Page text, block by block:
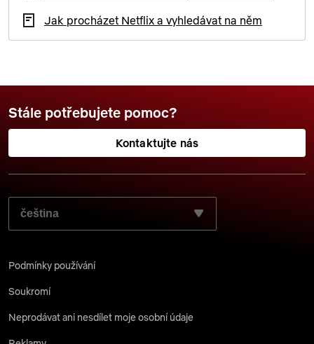
Jak procházet Netflix a vyhledávat na něm
Stále potřebujete pomoc?
Kontaktujte nás
ZVOLTE JAZYK, KTERÝ SI PŘEJETE POUŽÍT:
Podmínky používání
Soukromí
Neprodávat ani nesdílet moje osobní údaje